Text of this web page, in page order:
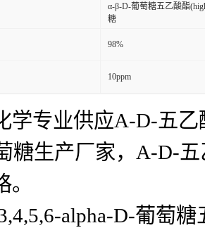
α-β-D-葡萄糖五乙酸酯
糖
98%
10ppm
学专业供应Α-D-五
糖生产厂家，Α-D-
alpha-D-葡萄